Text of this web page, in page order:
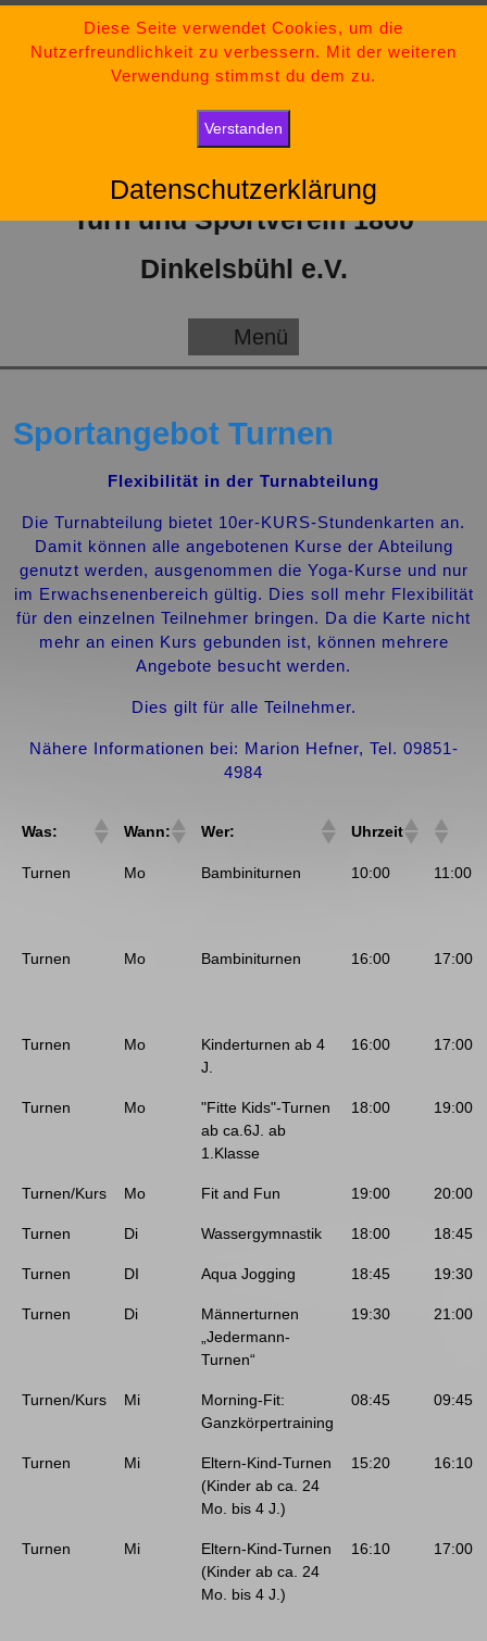
Inhalt
09851-554730
tsv-dinkelsbuehl@t-online.de
„Bleib stark, bleib positiv und gib niemals auf.“
Turn und Sportverein 1860
Dinkelsbühl e.V.
Menü
Sportangebot Turnen
Flexibilität in der Turnabteilung
Die Turnabteilung bietet 10er-KURS-Stundenkarten an.
Damit können alle angebotenen Kurse der Abteilung
genutzt werden, ausgenommen die Yoga-Kurse und nur
im Erwachsenenbereich gültig. Dies soll mehr Flexibilität
für den einzelnen Teilnehmer bringen. Da die Karte nicht
mehr an einen Kurs gebunden ist, können mehrere
Angebote besucht werden.
Dies gilt für alle Teilnehmer.
Nähere Informationen bei: Marion Hefner, Tel. 09851-
4984
Was: Wann: Wer: Uhrzeit
Turnen Mo Bambiniturnen 10:00 11:00
Turnen Mo Bambiniturnen 16:00 17:00
Turnen Mo
Kinderturnen ab 4
J.
16:00 17:00
Turnen Mo
"Fitte Kids"-Turnen
ab ca.6J. ab
1.Klasse
18:00 19:00
Turnen/Kurs Mo Fit and Fun 19:00 20:00
Turnen Di Wassergymnastik 18:00 18:45
Turnen DI Aqua Jogging 18:45 19:30
Turnen Di
Männerturnen
„Jedermann-
Turnen“
19:30 21:00
Turnen/Kurs Mi
Morning-Fit:
Ganzkörpertraining
08:45 09:45
Turnen Mi
Eltern-Kind-Turnen
(Kinder ab ca. 24
Mo. bis 4 J.)
15:20 16:10
Turnen Mi
Eltern-Kind-Turnen
(Kinder ab ca. 24
Mo. bis 4 J.)
16:10 17:00
Diese Seite verwendet Cookies, um die
Nutzerfreundlichkeit zu verbessern. Mit der weiteren
Verwendung stimmst du dem zu.
Verstanden
Datenschutzerklärung